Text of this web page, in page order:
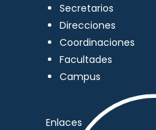
Secretarios
Direcciones
Coordinaciones
Facultades
Campus
Enlaces